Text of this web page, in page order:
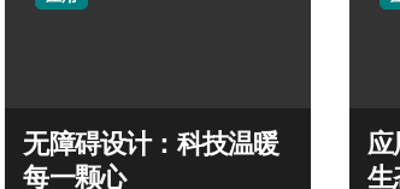
无障碍设计：科技温暖
每一颗心
生